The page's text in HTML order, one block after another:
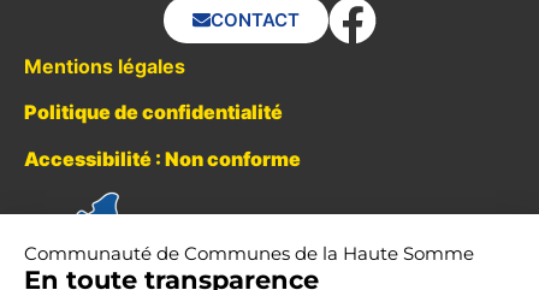
CONTACT
Mentions légales
Politique de confidentialité
Accessibilité : Non conforme
Communauté de Communes de la Haute Somme
En toute transparence